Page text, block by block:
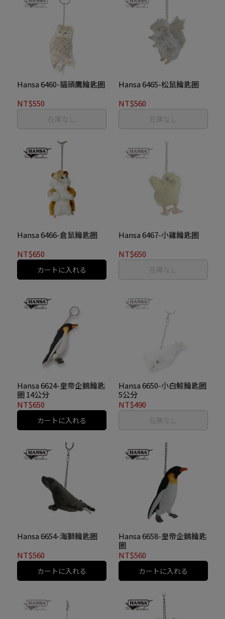
Hansa 6460-貓頭鷹鑰匙圈
NT$550
在庫なし
Hansa 6465-松鼠鑰匙圈
NT$560
在庫なし
Hansa 6466-倉鼠鑰匙圈
NT$650
カートに入れる
Hansa 6467-小雞鑰匙圈
NT$650
在庫なし
Hansa 6624-皇帝企鵝鑰匙
圈 14公分
NT$650
カートに入れる
Hansa 6650-小白鯨鑰匙圈
5公分
NT$490
在庫なし
Hansa 6654-海獅鑰匙圈
NT$560
カートに入れる
Hansa 6658-皇帝企鵝鑰匙
圈
NT$560
カートに入れる